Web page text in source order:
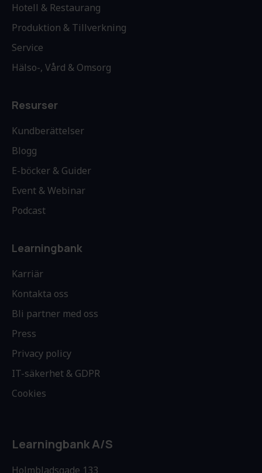
Hotell & Restaurang
Produktion & Tillverkning
Service
Hälso-, Vård & Omsorg
Resurser
Kundberättelser
Blogg
E-böcker & Guider
Event & Webinar
Podcast
Learningbank
Karriär
Kontakta oss
Bli partner med oss
Press
Privacy policy
IT-säkerhet & GDPR
Cookies
Learningbank A/S
Holmbladsgade 133